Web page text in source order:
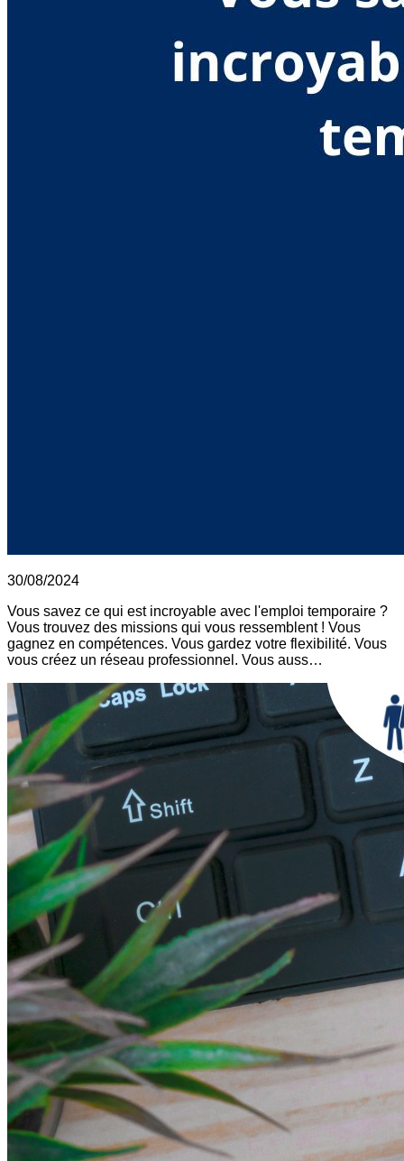
30/08/2024
Vous savez ce qui est incroyable avec l'emploi temporaire ?
Vous trouvez des missions qui vous ressemblent ! Vous
gagnez en compétences. Vous gardez votre flexibilité. Vous
vous créez un réseau professionnel. Vous auss…